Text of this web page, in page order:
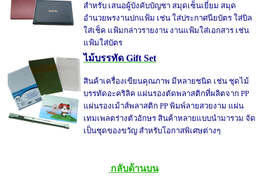
สำหรับ เสนอผู้บังคับบัญชา สมุดเซ็นเยี่ยม สมุด
อำนวยพรงานปกแฟ้ม เช่น ใส่ประกาศนียบัตร ใส่บิล
ใส่เช็ค แฟ้มกล่าวรายงาน งานแฟ้มใส่เอกสาร เช่น
แฟ้มใส่บัตร
ไม้บรรทัด Gift Set
สินค้าเครื่องเขียนคุณภาพ มีหลายชนิด เช่น ชุดไม้
บรรทัดอะคริลิค แผ่นรองตัดพลาสติกที่ผลิตจาก PP
แผ่นรองเม้าส์พลาสติก PP พิมพ์ลายสวยงาม แผ่น
เทมเพลตร่างตัวอักษร สินค้าหลายแบบนำมารวม จัด
เป็นชุดของขวัญ สำหรับโอกาสพิเศษต่างๆ
กลับด้านบน